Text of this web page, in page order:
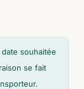
souhaitée
se fait